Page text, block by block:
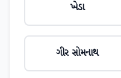
ખેડા
ગીર સોમનાથ